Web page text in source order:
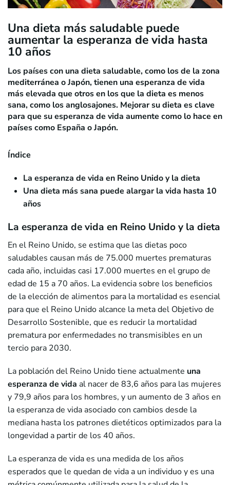
Una dieta más saludable puede
aumentar la esperanza de vida hasta
10 años
Los países con una dieta saludable, como los de la zona
mediterránea o Japón, tienen una esperanza de vida
más elevada que otros en los que la dieta es menos
sana, como los anglosajones. Mejorar su dieta es clave
para que su esperanza de vida aumente como lo hace en
países como España o Japón.
Índice
La esperanza de vida en Reino Unido y la dieta
Una dieta más sana puede alargar la vida hasta 10
años
La esperanza de vida en Reino Unido y la dieta
En el Reino Unido, se estima que las dietas poco
saludables causan más de 75.000 muertes prematuras
cada año, incluidas casi 17.000 muertes en el grupo de
edad de 15 a 70 años. La evidencia sobre los beneficios
de la elección de alimentos para la mortalidad es esencial
para que el Reino Unido alcance la meta del Objetivo de
Desarrollo Sostenible, que es reducir la mortalidad
prematura por enfermedades no transmisibles en un
tercio para 2030.
La población del Reino Unido tiene actualmente una
esperanza de vida al nacer de 83,6 años para las mujeres
y 79,9 años para los hombres, y un aumento de 3 años en
la esperanza de vida asociado con cambios desde la
mediana hasta los patrones dietéticos optimizados para la
longevidad a partir de los 40 años.
La esperanza de vida es una medida de los años
esperados que le quedan de vida a un individuo y es una